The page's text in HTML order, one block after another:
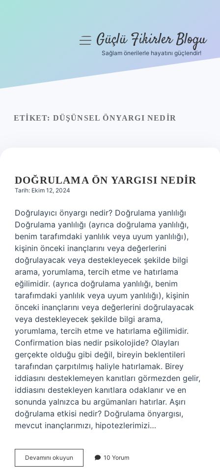
Yasal Uyarı
menüyüGüçlü Fikirler Blogu
Sağlam önerilerle hayatını güçlendir!
ETIKET: DÜŞÜNSEL ÖNYARGI NEDIR
DOĞRULAMA ÖN YARGISI NEDIR
Tarih: Ekim 12, 2024
Doğrulayıcı önyargı nedir? Doğrulama yanlılığı
Doğrulama yanlılığı (ayrıca doğrulama yanlılığı,
benim tarafımdaki yanlılık veya uyum yanlılığı),
kişinin önceki inançlarını veya değerlerini
doğrulayacak veya destekleyecek şekilde bilgi
arama, yorumlama, tercih etme ve hatırlama
eğilimidir. (ayrıca doğrulama yanlılığı, benim
tarafımdaki yanlılık veya uyum yanlılığı), kişinin
önceki inançlarını veya değerlerini doğrulayacak
veya destekleyecek şekilde bilgi arama,
yorumlama, tercih etme ve hatırlama eğilimidir.
Confirmation bias nedir psikolojide? Olayları
gerçekte olduğu gibi değil, bireyin beklentileri
tarafından çarpıtılmış haliyle hatırlamak. Birey
iddiasını desteklemeyen kanıtları görmezden gelir,
iddiasını destekleyen kanıtlara odaklanır ve en
sonunda yalnızca bu argümanları hatırlar. Aşırı
doğrulama etkisi nedir? Doğrulama önyargısı,
mevcut inançlarımızı, hipotezlerimizi…
Devamını okuyun Doğrulama
Ön
10 Yorum